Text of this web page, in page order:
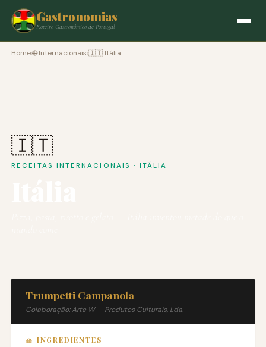
Gastronomias
Roteiro Gastronómico de Portugal
Home›🌐 Internacionais›🇮🇹 Itália
🇮🇹
RECEITAS INTERNACIONAIS · ITÁLIA
Trumpetti Campanola
Colaboração: Arte W — Produtos Culturais, Lda.
🧺 INGREDIENTES